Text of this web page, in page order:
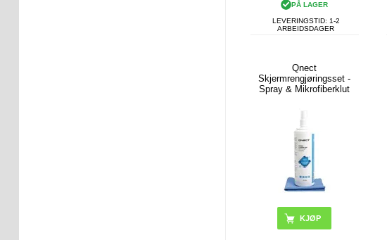
PÅ LAGER
LEVERINGSTID: 1-2
ARBEIDSDAGER
Qnect
Skjermrengjøringsset -
Spray & Mikrofiberklut